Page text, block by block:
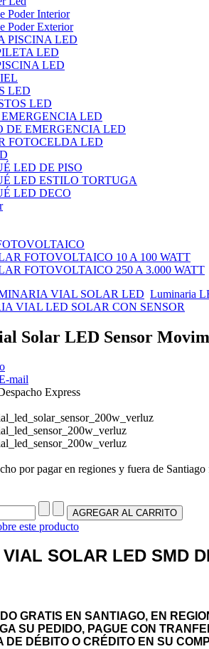
Poder Interior
Poder Exterior
PISCINA LED
LED
LED
LED
LED
LED
DE EMERGENCIA LED
FOTOCELDA LED
LED DE PISO
LED ESTILO TORTUGA
LED DECO
FOTOVOLTAICO 10 A 100 WATT
FOTOVOLTAICO 250 A 3.000 WATT
VIAL SOLAR LED Luminaria
VIAL LED SOLAR CON SENSOR
Solar LED Sensor
Express
por pagar en regiones y fuera de Santiago
este producto
SOLAR LED SMD
GRATIS EN SANTIAGO, EN
SU PEDIDO, PAGUE CON
DE DÉBITO O CRÉDITO EN SU